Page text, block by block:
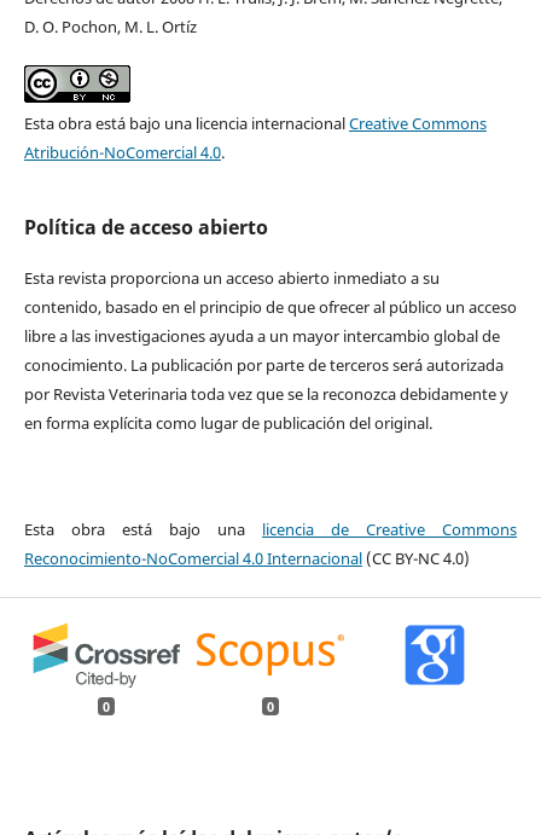
D. O. Pochon, M. L. Ortíz
Esta obra está bajo una licencia internacionalCreative Commons
Atribución-NoComercial 4.0.
Política de acceso abierto
Esta revista proporciona un acceso abierto inmediato a su
contenido, basado en el principio de que ofrecer al público un acceso
libre a las investigaciones ayuda a un mayor intercambio global de
conocimiento. La publicación por parte de terceros será autorizada
por Revista Veterinaria toda vez que se la reconozca debidamente y
en forma explícita como lugar de publicación del original.
Esta obra está bajo una licencia de Creative Commons
Reconocimiento-NoComercial 4.0 Internacional(CC BY-NC 4.0)
0 0